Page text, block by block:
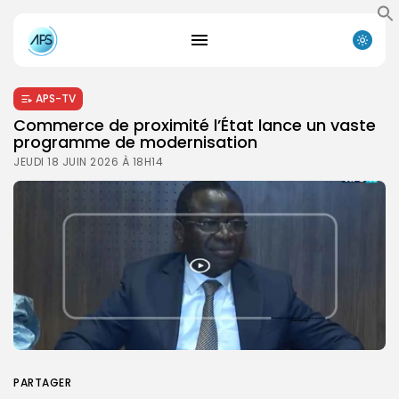
APS-TV
Commerce de proximité l’État lance un vaste
programme de modernisation
JEUDI 18 JUIN 2026 À 18H14
PARTAGER